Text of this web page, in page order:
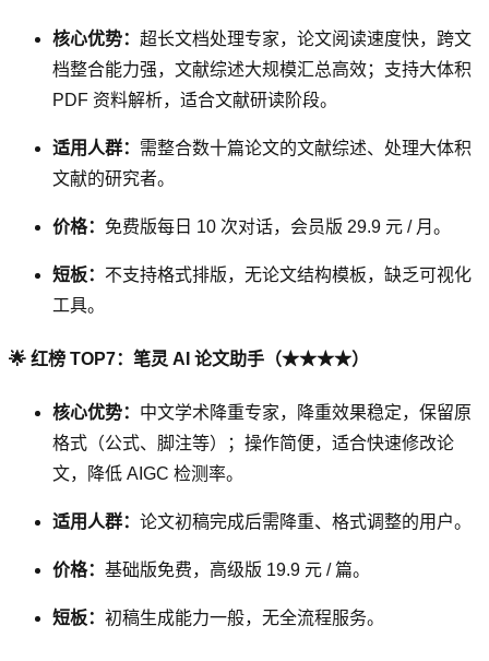
核心优势： 超长文档处理专家，论文阅读速度快，跨文
档整合能力强，文献综述大规模汇总高效；支持大体积
PDF 资料解析，适合文献研读阶段。
适用人群： 需整合数十篇论文的文献综述、处理大体积
文献的研究者。
价格： 免费版每日 10 次对话，会员版 29.9 元 / 月。
短板： 不支持格式排版，无论文结构模板，缺乏可视化
工具。
🌟 红榜 TOP7：笔灵 AI 论文助手（★★★★）
核心优势： 中文学术降重专家，降重效果稳定，保留原
格式（公式、脚注等）；操作简便，适合快速修改论
文，降低 AIGC 检测率。
适用人群： 论文初稿完成后需降重、格式调整的用户。
价格： 基础版免费，高级版 19.9 元 / 篇。
短板： 初稿生成能力一般，无全流程服务。